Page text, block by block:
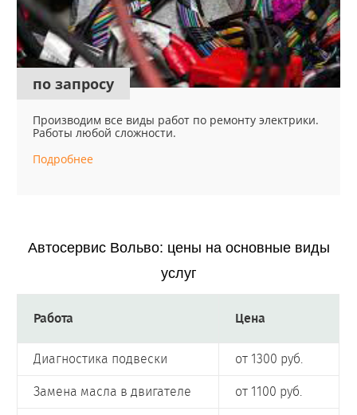
по запросу
Производим все виды работ по ремонту электрики.
Работы любой сложности.
Подробнее
Автосервис Вольво: цены на основные виды
услуг
Работа Цена
Диагностика подвески от 1300 руб.
Замена масла в двигателе от 1100 руб.